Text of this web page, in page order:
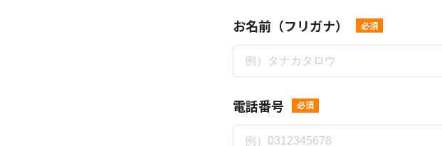
お名前（フリガナ） 必須
電話番号 必須